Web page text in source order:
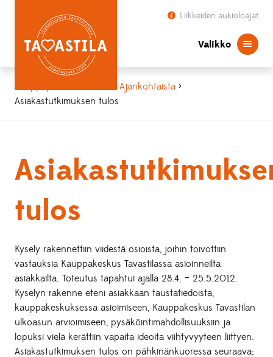
Liikkeiden aukioloajat
Valikko
>Ajankohtaista >
Asiakastutkimuksen tulos
tulos
Kysely rakennettiin viidestä osioista, joihin toivottiin
vastauksia Kauppakeskus Tavastilassa asioinneilta
asiakkailta. Toteutus tapahtui ajalla 28.4. – 25.5.2012.
Kyselyn rakenne eteni asiakkaan taustatiedoista,
kauppakeskuksessa asioimiseen, Kauppakeskus Tavastilan
ulkoasun arvioimiseen, pysäköintimahdollisuuksiin ja
lopuksi vielä kerättiin vapaita ideoita viihtyvyyteen liittyen.
Asiakastutkimuksen tulos on pähkinänkuoressa seuraava;